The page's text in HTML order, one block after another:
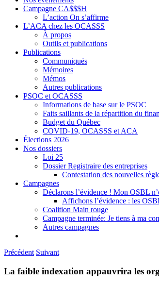
Campagne CA$$$H
L’action On s’affirme
L’ACA chez les OCASSS
À propos
Outils et publications
Publications
Communiqués
Mémoires
Mémos
Autres publications
PSOC et OCASSS
Informations de base sur le PSOC
Faits saillants de la répartition du
Budget du Québec
COVID-19, OCASSS et ACA
Élections 2026
Nos dossiers
Loi 25
Dossier Registraire des entreprises
Contestation des nouvelles
Campagnes
Déclarons l’évidence ! Mon OSBL
Affichons l’évidence : les
Coalition Main rouge
Campagne terminée: Je tiens à ma
Autres campagnes
Précédent Suivant
La faible indexation appauvrira les